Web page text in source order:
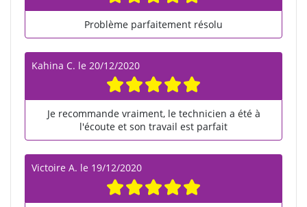
Problème parfaitement résolu
Kahina C. le 20/12/2020
Je recommande vraiment, le technicien a été à
l'écoute et son travail est parfait
Victoire A. le 19/12/2020